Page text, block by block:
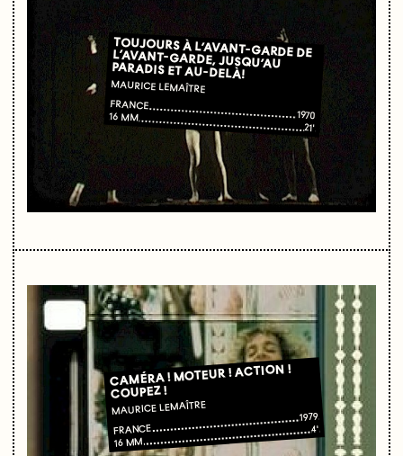
TOUJOURS À L’AVANT-GARDE DE L’AVANT-GARDE, JUSQU’AU
PARADIS ET AU-DELÀ!
MAURICE LEMAÎTRE
FRANCE
1970
16 MM
21'
CAMÉRA ! MOTEUR ! ACTION !
COUPEZ !
MAURICE LEMAÎTRE
FRANCE
1979
16 MM
4'